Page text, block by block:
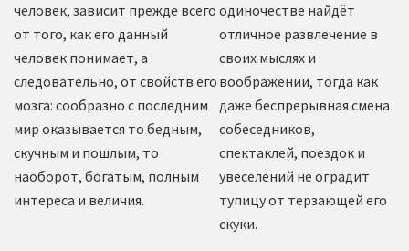
человек, зависит прежде всего
от того, как его данный
человек понимает, а
следовательно, от свойств его
мозга: сообразно с последним
мир оказывается то бедным,
скучным и пошлым, то
наоборот, богатым, полным
интереса и величия.
одиночестве найдёт
отличное развлечение в
своих мыслях и
воображении, тогда как
даже беспрерывная смена
собеседников,
спектаклей, поездок и
увеселений не оградит
тупицу от терзающей его
скуки.